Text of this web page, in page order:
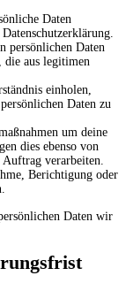
Daten
persönlichen Daten
die aus legitimen
einholen,
Daten zu
um deine
dies ebenso von
Auftrag verarbeiten.
Berichtigung oder
Daten wir